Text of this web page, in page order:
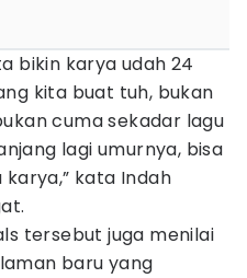
bikin karya udah 24
kita buat tuh, bukan
cuma sekadar lagu
lagi umurnya, bisa
kata Indah
tersebut juga menilai
baru yang